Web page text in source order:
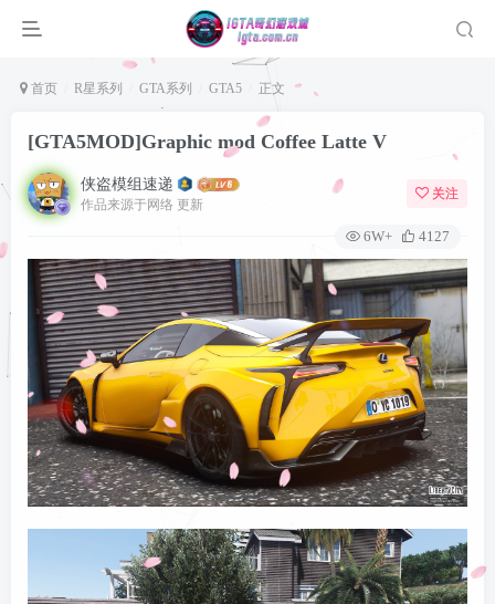
首页 R星系列 GTA系列 GTA5 正文
[GTA5MOD]Graphic mod Coffee Latte V
侠盗模组速递
作品来源于网络 更新
关注
6W+ 4127
登录
没有账号？立即注册
用户名或邮箱
记住登录 找回密码